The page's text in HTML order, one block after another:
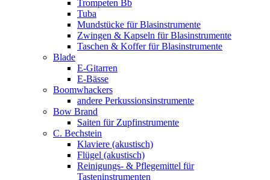
Trompeten Bb
Tuba
Mundstücke für Blasinstrumente
Zwingen & Kapseln für Blasinstrumente
Taschen & Koffer für Blasinstrumente
Blade
E-Gitarren
E-Bässe
Boomwhackers
andere Perkussionsinstrumente
Bow Brand
Saiten für Zupfinstrumente
C. Bechstein
Klaviere (akustisch)
Flügel (akustisch)
Reinigungs- & Pflegemittel für
Tasteninstrumenten